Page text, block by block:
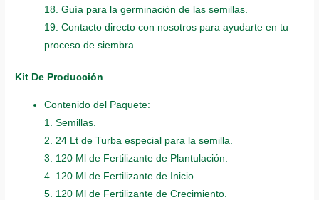
18. Guía para la germinación de las semillas.
19. Contacto directo con nosotros para ayudarte en tu
proceso de siembra.
Kit De Producción
Contenido del Paquete:
1. Semillas.
2. 24 Lt de Turba especial para la semilla.
3. 120 Ml de Fertilizante de Plantulación.
4. 120 Ml de Fertilizante de Inicio.
5. 120 Ml de Fertilizante de Crecimiento.